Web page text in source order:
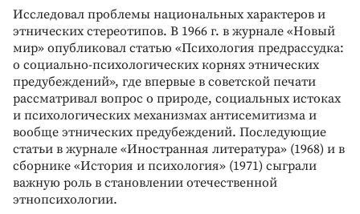
Исследовал проблемы национальных характеров и
этнических стереотипов. В 1966 г. в журнале «Новый
мир» опубликовал статью «Психология предрассудка:
о социально-психологических корнях этнических
предубеждений», где впервые в советской печати
рассматривал вопрос о природе, социальных истоках
и психологических механизмах антисемитизма и
вообще этнических предубеждений. Последующие
статьи в журнале «Иностранная литература» (1968) и в
сборнике «История и психология» (1971) сыграли
важную роль в становлении отечественной
этнопсихологии.